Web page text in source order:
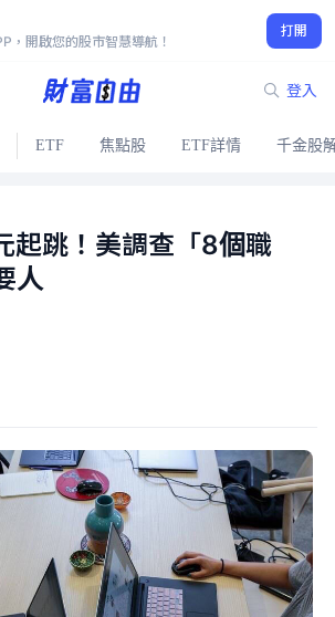
，開啟您的股市智慧導航！
打開
登入
ETF 焦點股 ETF詳情 千金股
起跳！美調查「8個職
人